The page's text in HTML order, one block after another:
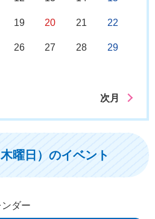
19 20 21 22
26 27 28 29
次月
曜日）のイベント
ダー